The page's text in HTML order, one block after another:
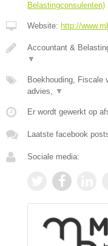
Belastingconsulenten)
Website: http://
Accountant &
▼
Boekhouding, Fiscale
advies, ▼
Er wordt gewerkt op
Laatste facebook
Sociale media: